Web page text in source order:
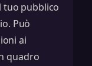
tuo pubblico
Può
ai
quadro